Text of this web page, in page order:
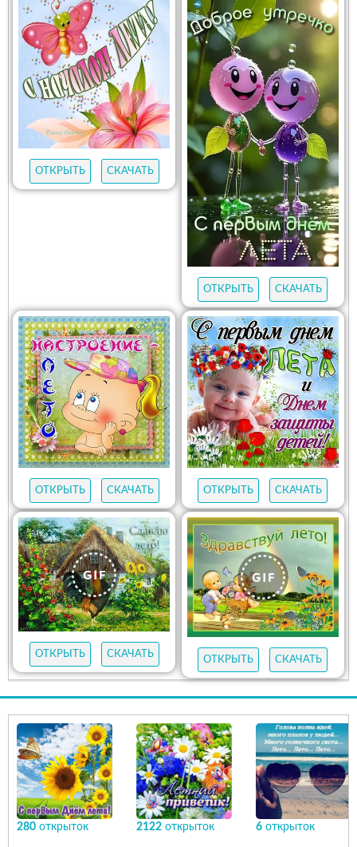
ОТКРЫТЬ СКАЧАТЬ
ОТКРЫТЬ СКАЧАТЬ
ОТКРЫТЬ СКАЧАТЬ ОТКРЫТЬ СКАЧАТЬ
ОТКРЫТЬ СКАЧАТЬ
ОТКРЫТЬ СКАЧАТЬ
280 открыток 2122 открыток 6 открыток